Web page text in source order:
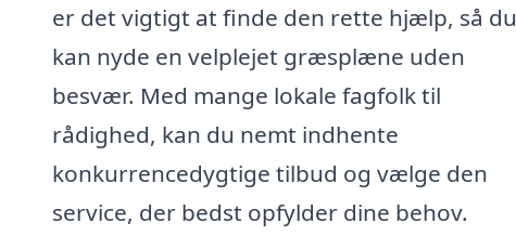
er det vigtigt at finde den rette hjælp, så du
kan nyde en velplejet græsplæne uden
besvær. Med mange lokale fagfolk til
rådighed, kan du nemt indhente
konkurrencedygtige tilbud og vælge den
service, der bedst opfylder dine behov.